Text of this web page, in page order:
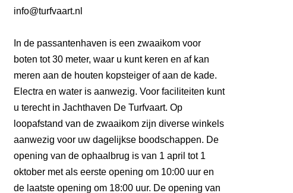
info@turfvaart.nl
In de passantenhaven is een zwaaikom voor
boten tot 30 meter, waar u kunt keren en af kan
meren aan de houten kopsteiger of aan de kade.
Electra en water is aanwezig. Voor faciliteiten kunt
u terecht in Jachthaven De Turfvaart. Op
loopafstand van de zwaaikom zijn diverse winkels
aanwezig voor uw dagelijkse boodschappen. De
opening van de ophaalbrug is van 1 april tot 1
oktober met als eerste opening om 10:00 uur en
de laatste opening om 18:00 uur. De opening van